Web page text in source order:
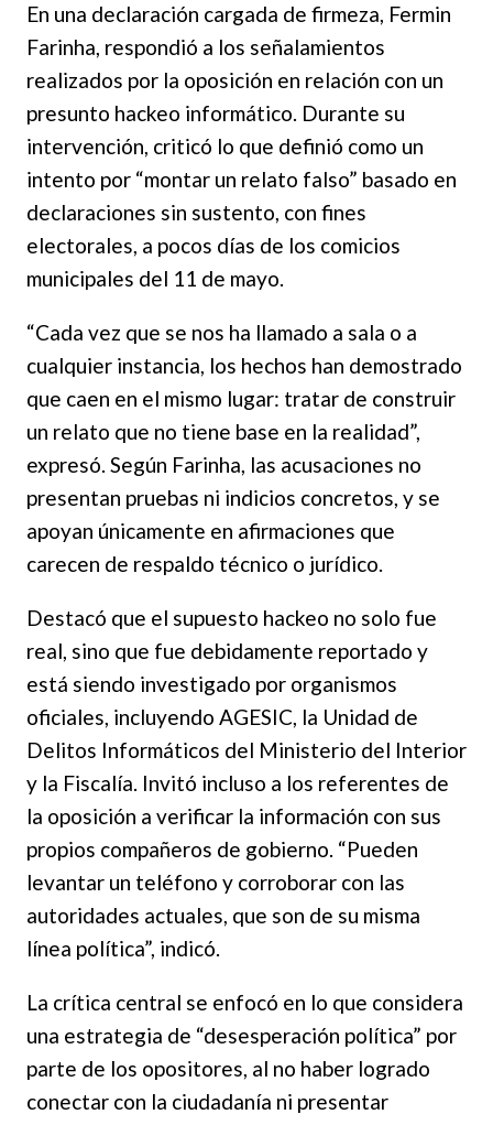
En una declaración cargada de firmeza, Fermin
Farinha, respondió a los señalamientos
realizados por la oposición en relación con un
presunto hackeo informático. Durante su
intervención, criticó lo que definió como un
intento por “montar un relato falso” basado en
declaraciones sin sustento, con fines
electorales, a pocos días de los comicios
municipales del 11 de mayo.
“Cada vez que se nos ha llamado a sala o a
cualquier instancia, los hechos han demostrado
que caen en el mismo lugar: tratar de construir
un relato que no tiene base en la realidad”,
expresó. Según Farinha, las acusaciones no
presentan pruebas ni indicios concretos, y se
apoyan únicamente en afirmaciones que
carecen de respaldo técnico o jurídico.
Destacó que el supuesto hackeo no solo fue
real, sino que fue debidamente reportado y
está siendo investigado por organismos
oficiales, incluyendo AGESIC, la Unidad de
Delitos Informáticos del Ministerio del Interior
y la Fiscalía. Invitó incluso a los referentes de
la oposición a verificar la información con sus
propios compañeros de gobierno. “Pueden
levantar un teléfono y corroborar con las
autoridades actuales, que son de su misma
línea política”, indicó.
La crítica central se enfocó en lo que considera
una estrategia de “desesperación política” por
parte de los opositores, al no haber logrado
conectar con la ciudadanía ni presentar